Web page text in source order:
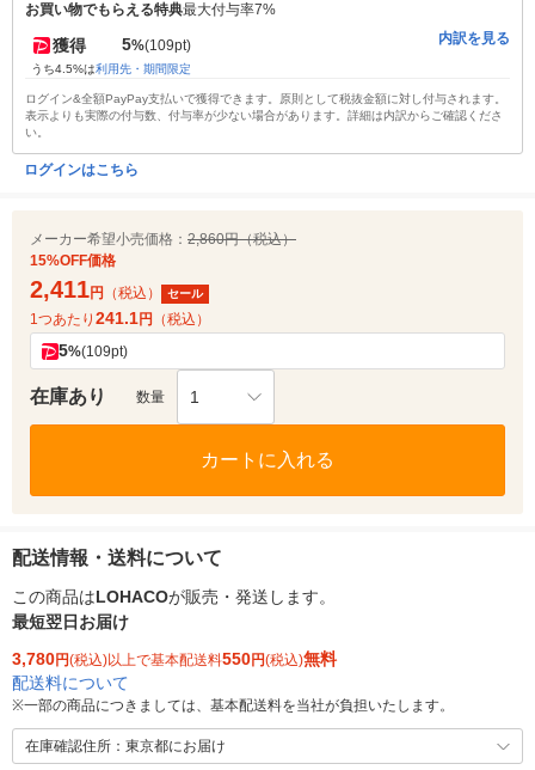
お買い物でもらえる特典最大付与率7%
獲得 5%(109pt)
うち4.5%は利用先・期間限定
内訳を見る
ログイン&全額PayPay支払いで獲得できます。原則として税抜金額に対し付与されます。
表示よりも実際の付与数、付与率が少ない場合があります。詳細は内訳からご確認くださ
い。
ログインはこちら
メーカー希望小売価格： 2,860円（税込）
15%OFF価格
2,411円 （税込） セール
1つあたり 241.1円 （税込）
5%(109pt)
在庫あり 数量 1
カートに入れる
配送情報・送料について
この商品はLOHACOが販売・発送します。
最短翌日お届け
3,780円(税込)以上で基本配送料550円(税込)無料
配送料について
※一部の商品につきましては、基本配送料を当社が負担いたします。
在庫確認住所：東京都にお届け